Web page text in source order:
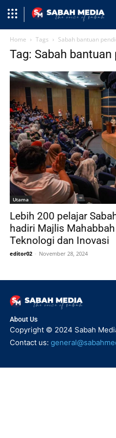
Home Tags Sabah bantuan
Tag: Sabah
Utama
Lebih 200 pelajar
hadiri Majlis
Teknologi dan Inovasi
editor02 - November 28, 2024
About Us
Copyright © 2024 Sabah
Contact us: